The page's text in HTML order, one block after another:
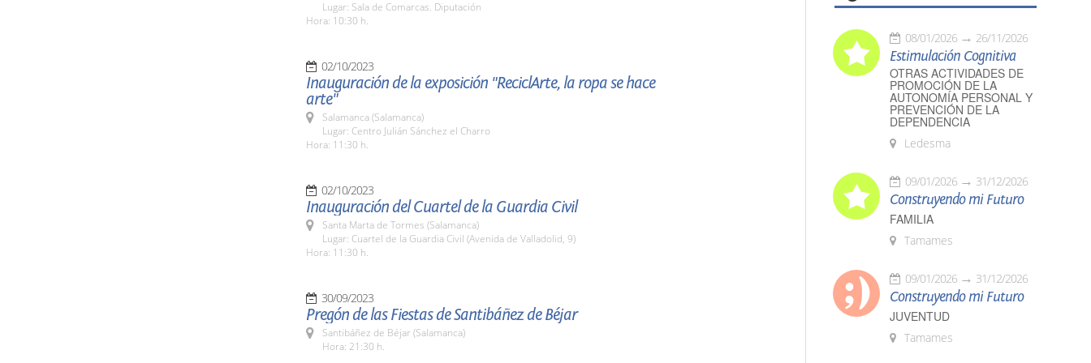
Lugar: Sala de Comarcas. Diputación
Hora: 10:30 h.
02/10/2023
Inauguración de la exposición "ReciclArte, la ropa se hace
arte"
Salamanca (Salamanca)
Lugar: Centro Julián Sánchez el Charro
Hora: 11:30 h.
02/10/2023
Inauguración del Cuartel de la Guardia Civil
Santa Marta de Tormes (Salamanca)
Lugar: Cuartel de la Guardia Civil (Avenida de Valladolid, 9)
Hora: 11:30 h.
30/09/2023
Pregón de las Fiestas de Santibáñez de Béjar
Santibáñez de Béjar (Salamanca)
Hora: 21:30 h.
08/01/2026 26/11/2026
Estimulación Cognitiva
OTRAS ACTIVIDADES DE
PROMOCIÓN DE LA
AUTONOMÍA PERSONAL Y
PREVENCIÓN DE LA
DEPENDENCIA
Ledesma
09/01/2026 31/12/2026
Construyendo mi Futuro
FAMILIA
Tamames
09/01/2026 31/12/2026
Construyendo mi Futuro
JUVENTUD
Tamames